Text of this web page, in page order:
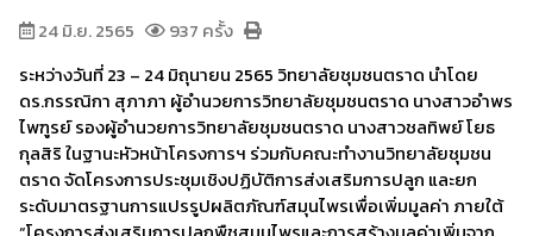
24 มิ.ย. 2565
937 ครั้ง
ระหว่างวันที่ 23 – 24 มิถุนายน 2565 วิทยาลัยชุมชนตราด นำโดย
ดร.กรรณิกา สุภาภา ผู้อำนวยการวิทยาลัยชุมชนตราด นางสาวอำพร
ไพฑูรย์ รองผู้อำนวยการวิทยาลัยชุมชนตราด นางสาวชลทิพย์ โยธ
กุลสิริ ในฐานะหัวหน้าโครงการฯ ร่วมกับคณะทำงานวิทยาลัยชุมชน
ตราด จัดโครงการประชุมเชิงปฏิบัติการส่งเสริมการปลูก และยก
ระดับมาตรฐานการแปรรูปผลิตภัณฑ์สมุนไพรเพื่อเพิ่มมูลค่า ภายใต้